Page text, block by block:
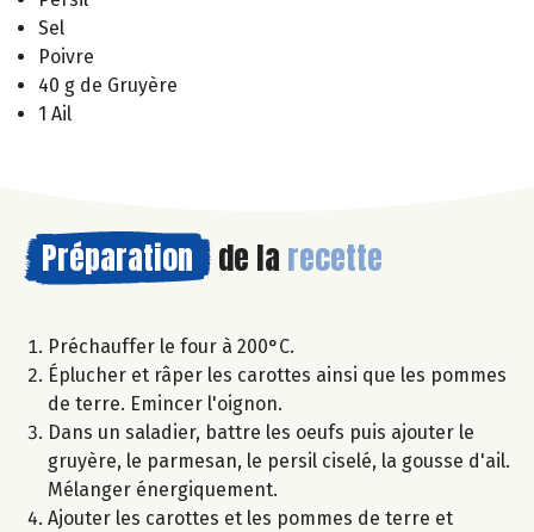
Sel
Poivre
40 g de Gruyère
1 Ail
Préparation de la recette
Préchauffer le four à 200°C.
Éplucher et râper les carottes ainsi que les pommes
de terre. Emincer l'oignon.
Dans un saladier, battre les oeufs puis ajouter le
gruyère, le parmesan, le persil ciselé, la gousse d'ail.
Mélanger énergiquement.
Ajouter les carottes et les pommes de terre et